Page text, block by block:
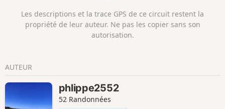
Les descriptions et la trace GPS de ce circuit restent la
propriété de leur auteur. Ne pas les copier sans son
autorisation.
AUTEUR
phlippe2552
52 Randonnées